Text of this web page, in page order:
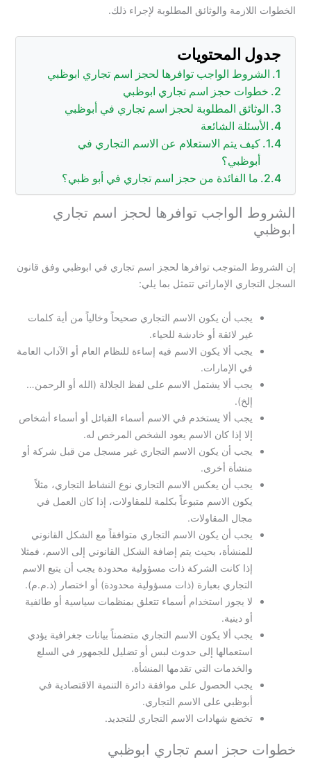
الخطوات اللازمة والوثائق المطلوبة لإجراء ذلك.
جدول المحتويات
الشروط الواجب توافرها لحجز اسم تجاري ابوظبي
خطوات حجز اسم تجاري ابوظبي
الوثائق المطلوبة لحجز اسم تجاري في أبوظبي
الأسئلة الشائعة
كيف يتم الاستعلام عن الاسم التجاري في
أبوظبي؟
ما الفائدة من حجز اسم تجاري في أبو ظبي؟
الشروط الواجب توافرها لحجز اسم تجاري
ابوظبي
إن الشروط المتوجب توافرها لحجز اسم تجاري في ابوظبي وفق قانون
السجل التجاري الإماراتي تتمثل بما يلي:
يجب أن يكون الاسم التجاري صحيحاً وخالياً من أية كلمات
غير لائقة أو خادشة للحياء.
يجب ألا يكون الاسم فيه إساءة للنظام العام أو الآداب العامة
في الإمارات.
يجب ألا يشتمل الاسم على لفظ الجلالة (الله أو الرحمن…
إلخ).
يجب ألا يستخدم في الاسم أسماء القبائل أو أسماء أشخاص
إلا إذا كان الاسم يعود الشخص المرخص له.
يجب أن يكون الاسم التجاري غير مسجل من قبل شركة أو
منشأة أخرى.
يجب أن يعكس الاسم التجاري نوع النشاط التجاري، مثلاً
يكون الاسم متبوعاً بكلمة للمقاولات، إذا كان العمل في
مجال المقاولات.
يجب أن يكون الاسم التجاري متوافقاً مع الشكل القانوني
للمنشأة، بحيث يتم إضافة الشكل القانوني إلى الاسم، فمثلا
إذا كانت الشركة ذات مسؤولية محدودة يجب أن يتبع الاسم
التجاري بعبارة (ذات مسؤولية محدودة) أو اختصار (ذ.م.م).
لا يجوز استخدام أسماء تتعلق بمنظمات سياسية أو طائفية
أو دينية.
يجب ألا يكون الاسم التجاري متضمناً بيانات جغرافية يؤدي
استعمالها إلى حدوث لبس أو تضليل للجمهور في السلع
والخدمات التي تقدمها المنشأة.
يجب الحصول على موافقة دائرة التنمية الاقتصادية في
أبوظبي على الاسم التجاري.
تخضع شهادات الاسم التجاري للتجديد.
خطوات حجز اسم تجاري ابوظبي